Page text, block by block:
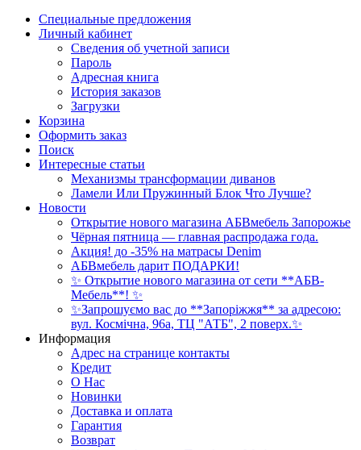
Специальные предложения
Личный кабинет
Сведения об учетной записи
Пароль
Адресная книга
История заказов
Загрузки
Корзина
Оформить заказ
Поиск
Интересные статьи
Механизмы трансформации диванов
Ламели Или Пружинный Блок Что Лучше?
Новости
Открытие нового магазина АБВмебель Запорожье
Чёрная пятница — главная распродажа года.
Акция! до -35% на матрасы Denim
АБВмебель дарит ПОДАРКИ!
✨ Открытие нового магазина от сети **АБВ-
Мебель**! ✨
✨Запрошуємо вас до **Запоріжжя** за адресою:
вул. Космічна, 96а, ТЦ "АТБ", 2 поверх.✨
Информация
Адрес на странице контакты
Кредит
О Нас
Новинки
Доставка и оплата
Гарантия
Возврат